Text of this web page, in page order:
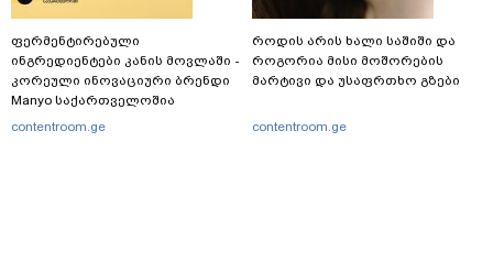
ფერმენტირებული
ინგრედიენტები კანის მოვლაში -
კორეული ინოვაციური ბრენდი
Manyo საქართველოშია
contentroom.ge
როდის არის ხალი საშიში და
როგორია მისი მოშორების
მარტივი და უსაფრთხო გზები
contentroom.ge